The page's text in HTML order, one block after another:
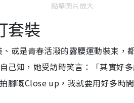
點擊圖片放大
套裝
或是青春活潑的露腰運動裝束，
己知，她受訪時笑言：「其實好
腳嘅Close up，我就要用好多時